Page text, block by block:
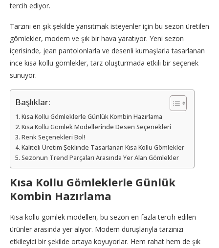
tercih ediyor.
Tarzını en şık şekilde yansıtmak isteyenler için bu sezon üretilen
gömlekler, modern ve şık bir hava yaratıyor. Yeni sezon
içerisinde, jean pantolonlarla ve desenli kumaşlarla tasarlanan
ince kısa kollu gömlekler, tarz oluşturmada etkili bir seçenek
sunuyor.
Başlıklar:
Kısa Kollu Gömleklerle Günlük Kombin Hazırlama
Kısa Kollu Gömlek Modellerinde Desen Seçenekleri
Renk Seçenekleri Bol!
Kaliteli Üretim Şeklinde Tasarlanan Kısa Kollu Gömlekler
Sezonun Trend Parçaları Arasında Yer Alan Gömlekler
Kısa Kollu Gömleklerle Günlük
Kombin Hazırlama
Kısa kollu gömlek modelleri, bu sezon en fazla tercih edilen
ürünler arasında yer alıyor. Modern duruşlarıyla tarzınızı
etkileyici bir şekilde ortaya koyuyorlar. Hem rahat hem de şık